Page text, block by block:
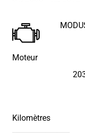
Moteur
Kilomètres